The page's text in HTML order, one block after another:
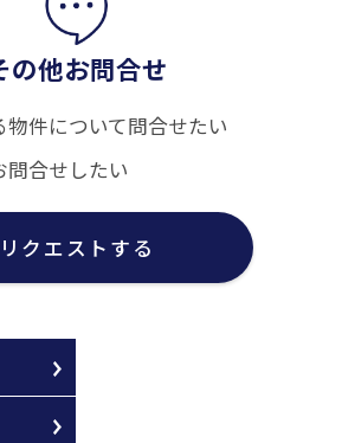
の他お問合せ
物件について問合せたい
問合せしたい
リクエストする